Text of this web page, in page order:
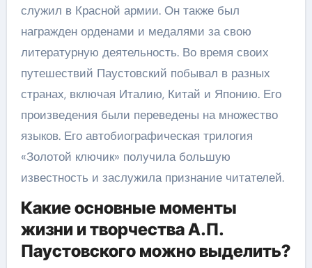
служил в Красной армии. Он также был
награжден орденами и медалями за свою
литературную деятельность. Во время своих
путешествий Паустовский побывал в разных
странах, включая Италию, Китай и Японию. Его
произведения были переведены на множество
языков. Его автобиографическая трилогия
«Золотой ключик» получила большую
известность и заслужила признание читателей.
Какие основные моменты
жизни и творчества А.П.
Паустовского можно выделить?